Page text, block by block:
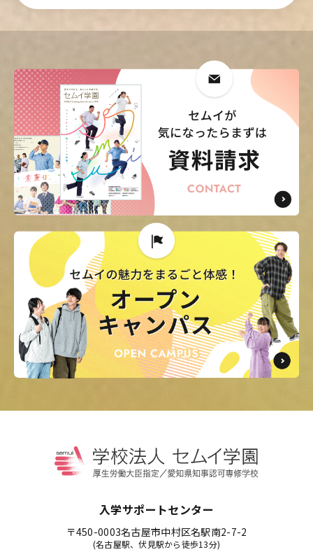
入学サポートセンター
〒450-0003名古屋市中村区名駅南2-7-2
(名古屋駅、伏見駅から徒歩13分)